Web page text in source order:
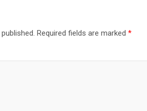
Required fields are marked *